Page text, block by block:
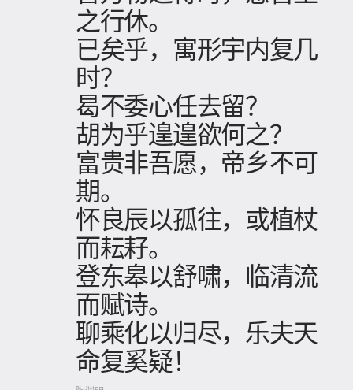
之行休。
已矣乎，寓形宇内复几
时？
曷不委心任去留？
胡为乎遑遑欲何之？
富贵非吾愿，帝乡不可
期。
怀良辰以孤往，或植杖
而耘耔。
登东皋以舒啸，临清流
而赋诗。
聊乘化以归尽，乐夫天
命复奚疑！